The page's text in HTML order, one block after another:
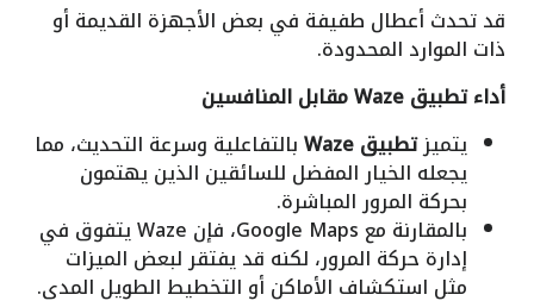
قد تحدث أعطال طفيفة في بعض الأجهزة القديمة أو
ذات الموارد المحدودة.
أداء تطبيق Waze مقابل المنافسين
يتميزتطبيق Waze بالتفاعلية وسرعة التحديث، مما
يجعله الخيار المفضل للسائقين الذين يهتمون
بحركة المرور المباشرة.
بالمقارنة مع Google Maps، فإن Waze يتفوق في
إدارة حركة المرور، لكنه قد يفتقر لبعض الميزات
مثل استكشاف الأماكن أو التخطيط الطويل المدى.